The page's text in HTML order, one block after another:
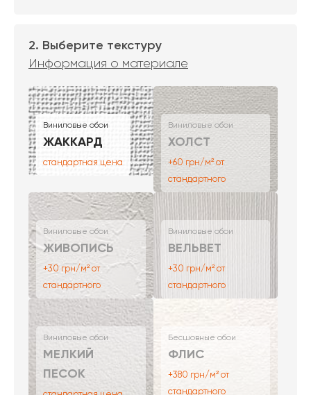
2. Выберите текстуру
Информация о материале
Виниловые обои
ЖАККАРД
стандартная цена
Виниловые обои
ХОЛСТ
+60 грн/м² от
стандартного
Виниловые обои
ЖИВОПИСЬ
+30 грн/м² от
стандартного
Виниловые обои
ВЕЛЬВЕТ
+30 грн/м² от
стандартного
Виниловые обои
МЕЛКИЙ
ПЕСОК
Бесшовные обои
ФЛИС
+380 грн/м² от
стандартного